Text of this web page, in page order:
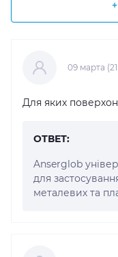
09 марта
Для яких
ОТВЕТ:
Anserglob
для
металевих та